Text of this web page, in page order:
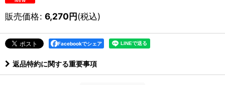
販売価格: 6,270円(税込)
Facebookでシェア
返品特約に関する重要事項